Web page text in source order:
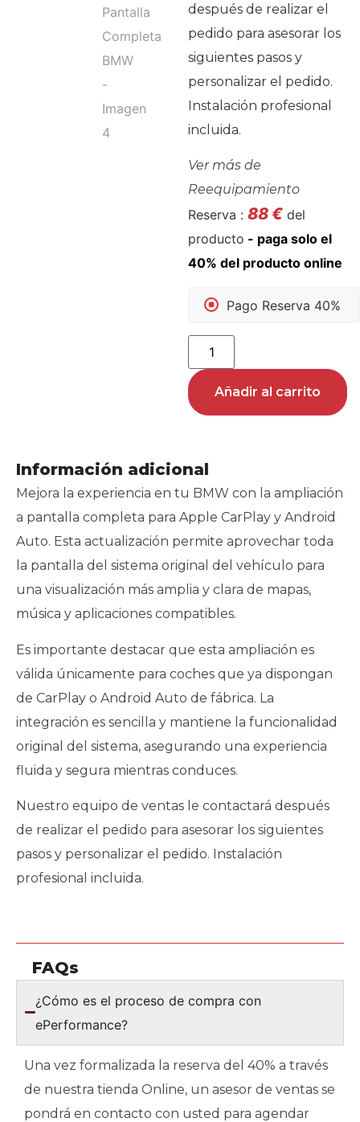
después de realizar el
pedido para asesorar los
siguientes pasos y
personalizar el pedido.
Instalación profesional
incluida.
Ver más de
Reequipamiento
Reserva : 88€ del
producto
Pago Reserva 40%
Añadir al carrito
Información adicional
Mejora la experiencia en tu BMW con la ampliación
a pantalla completa para Apple CarPlay y Android
Auto. Esta actualización permite aprovechar toda
la pantalla del sistema original del vehículo para
una visualización más amplia y clara de mapas,
música y aplicaciones compatibles.
Es importante destacar que esta ampliación es
válida únicamente para coches que ya dispongan
de CarPlay o Android Auto de fábrica. La
integración es sencilla y mantiene la funcionalidad
original del sistema, asegurando una experiencia
fluida y segura mientras conduces.
Nuestro equipo de ventas le contactará después
de realizar el pedido para asesorar los siguientes
pasos y personalizar el pedido. Instalación
profesional incluida.
FAQs
¿Cómo es el proceso de compra con
ePerformance?
Una vez formalizada la reserva del 40% a través
de nuestra tienda Online, un asesor de ventas se
pondrá en contacto con usted para agendar